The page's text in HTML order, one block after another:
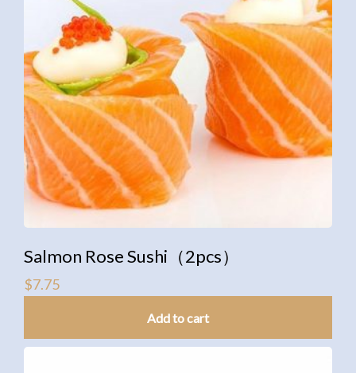
Salmon Rose Sushi（2pcs）
$7.75
Add to cart